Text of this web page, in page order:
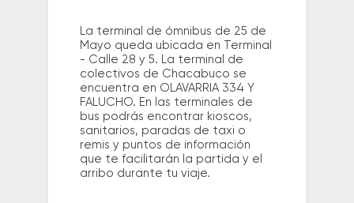
La terminal de ómnibus de 25 de
Mayo queda ubicada en Terminal
- Calle 28 y 5. La terminal de
colectivos de Chacabuco se
encuentra en OLAVARRIA 334 Y
FALUCHO. En las terminales de
bus podrás encontrar kioscos,
sanitarios, paradas de taxi o
remis y puntos de información
que te facilitarán la partida y el
arribo durante tu viaje.